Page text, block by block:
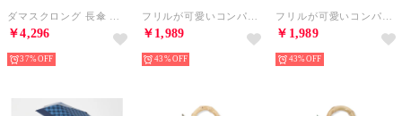
￥4,296
37%
￥1,989
43%
￥1,989
43%